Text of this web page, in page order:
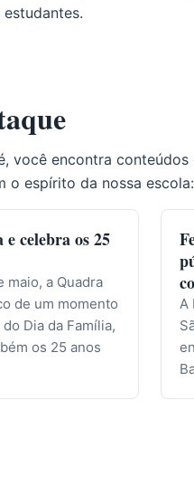
você encontra
o espírito da nossa escola:
celebra os 25
maio, a Quadra
de um momento
Dia da Família,
os 25 anos
A